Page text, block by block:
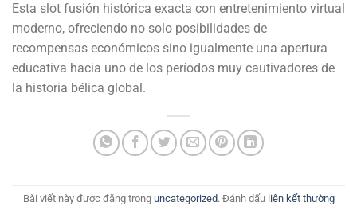
Esta slot fusión histórica exacta con entretenimiento virtual
moderno, ofreciendo no solo posibilidades de
recompensas económicos sino igualmente una apertura
educativa hacia uno de los períodos muy cautivadores de
la historia bélica global.
Bài viết này được đăng trong uncategorized. Đánh dấu liên kết thường